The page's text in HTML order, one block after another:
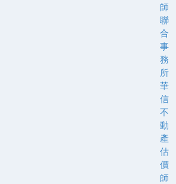
師
聯
合
事
務
所
華
信
不
動
產
估
價
師